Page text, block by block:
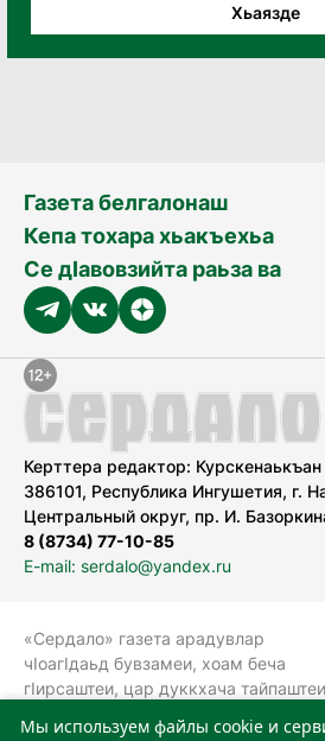
Хьаязде
Газета белгалонаш
Кепа тохара хьакъехьа
Се дӀавовзийта раьза ва
Керттера редактор: Курскенаькъан
386101, Республика Ингушетия, г.
Центральный округ, пр. И.
8 (8734) 77-10-85
E-mail: serdalo@yandex.ru
«Сердало» газета арадувлар
чIоагIдаьд бувзамеи, хоам беча
гIирсаштеи, цар дуккхача тайпаштеи
Мы используем файлы cookie и